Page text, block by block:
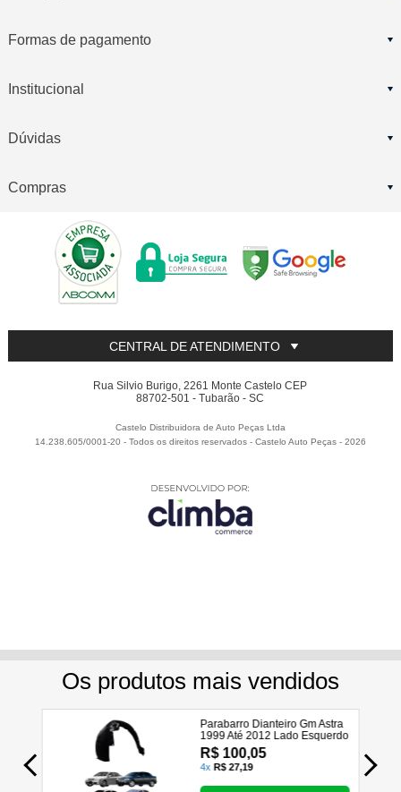
Utilizamos seus dados para analisar e personalizar nossa
loja virtual durante a sua navegação e em serviços de
terceiros parceiros. Ao navegar pela loja virtual, você nos
autoriza a coletar tais informações através do cookies e
utilizá-las para estas finalidades. Em caso de dúvidas,
acesse nossa
Política de Privacidade
Formas de pagamento
Institucional
Dúvidas
Compras
CENTRAL DE ATENDIMENTO
Rua Silvio Burigo, 2261 Monte Castelo CEP
88702-501 - Tubarão - SC
Castelo Distribuidora de Auto Peças Ltda
14.238.605/0001-20 - Todos os direitos reservados -Castelo Auto Peças -2026